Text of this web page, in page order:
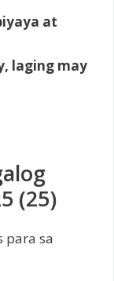
at
laging may
(25)
para sa